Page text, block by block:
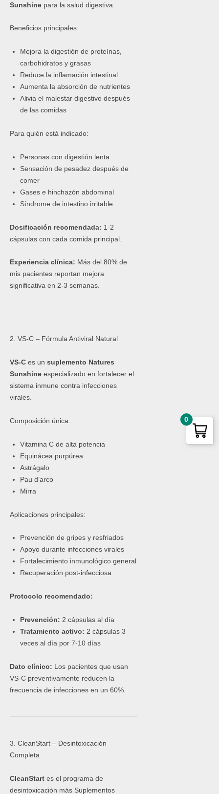
Sunshine para la salud digestiva.
Beneficios principales:
Mejora la digestión de proteínas,
carbohidratos y grasas
Reduce la inflamación intestinal
Aumenta la absorción de nutrientes
Alivia el malestar digestivo después
de las comidas
Para quién está indicado:
Personas con digestión lenta
Sensación de pesadez después de
comer
Gases e hinchazón abdominal
Síndrome de intestino irritable
Dosificación recomendada: 1-2
cápsulas con cada comida principal.
Experiencia clínica: Más del 80% de
mis pacientes reportan mejora
significativa en 2-3 semanas.
2. VS-C – Fórmula Antiviral Natural
VS-C es un suplemento Natures
Sunshine especializado en fortalecer el
sistema inmune contra infecciones
virales.
Composición única:
Vitamina C de alta potencia
Equinácea purpúrea
Astrágalo
Pau d’arco
Mirra
Aplicaciones principales:
Prevención de gripes y resfriados
Apoyo durante infecciones virales
Fortalecimiento inmunológico general
Recuperación post-infecciosa
Protocolo recomendado:
Prevención: 2 cápsulas al día
Tratamiento activo: 2 cápsulas 3
veces al día por 7-10 días
Dato clínico: Los pacientes que usan
VS-C preventivamente reducen la
frecuencia de infecciones en un 60%.
3. CleanStart – Desintoxicación
Completa
CleanStart es el programa de
desintoxicación más Suplementos
0